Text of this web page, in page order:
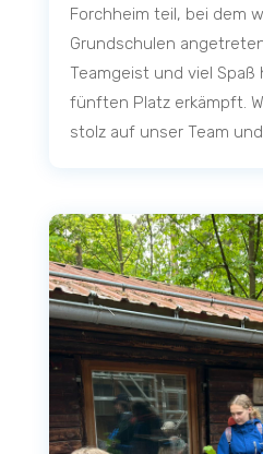
Forchheim teil, bei dem
Grundschulen
Teamgeist und viel Spaß
fünften Platz erkämpft.
stolz auf unser Team